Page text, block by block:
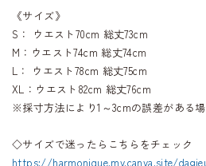
《サイズ》
S： ウエスト70cm 総丈73cm
M：ウエスト74cm 総丈74cm
L： ウエスト78cm 総丈75cm
XL：ウエスト82cm 総丈76cm
※採寸方法により1～3cmの誤差がある
◇サイズで迷ったらこちらをチェック
https://harmonique.my.canva.site/